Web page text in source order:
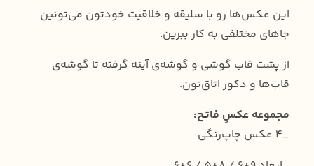
این عکس‌ها رو با سلیقه و خلاقیت خودتون می‌تونین
جاهای مختلفی به کار ببرین.
از پشت قاب گوشی‌ و گوشه‌ی آینه گرفته تا گوشه‌ی
قاب‌ها و دکور اتاق‌تون.
مجموعه عکسِ فاتـح:
_۴ عکس چاپ‌رنگی